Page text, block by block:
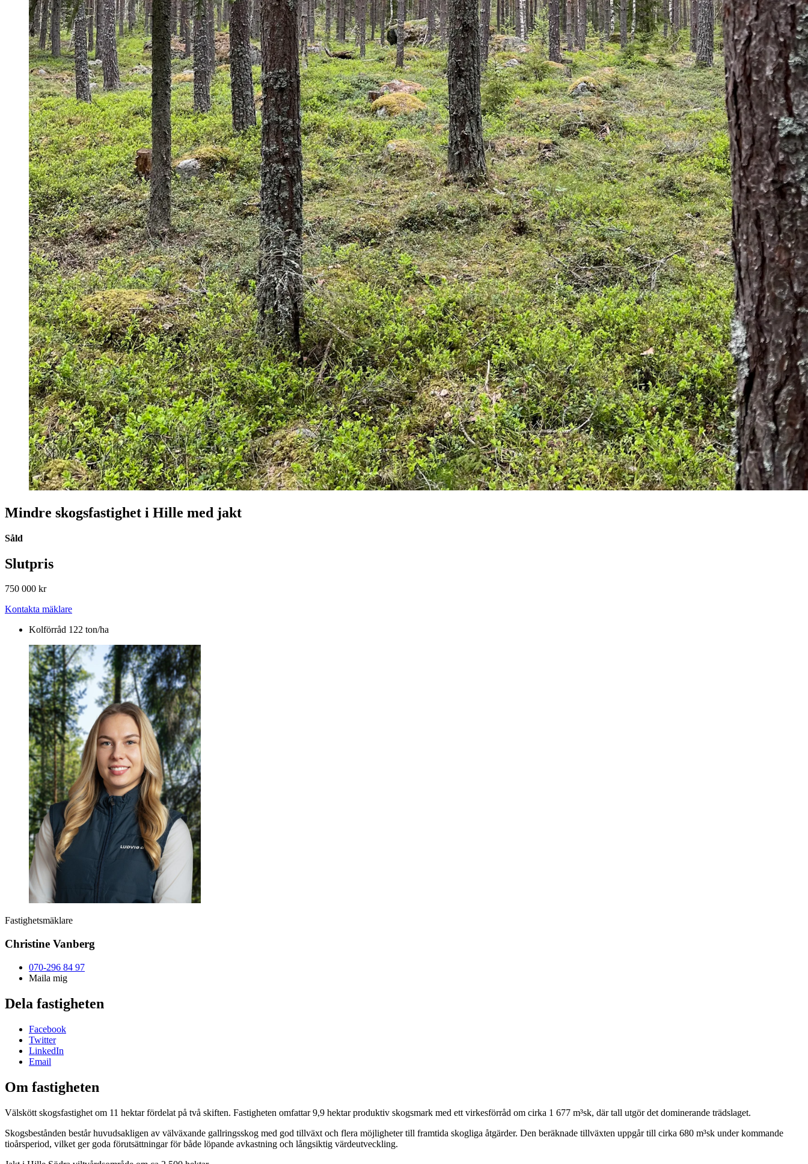
Mindre skogsfastighet i Hille med jakt
Såld
Slutpris
750 000 kr
Kontakta mäklare
Kolförråd 122 ton/ha
Fastighetsmäklare
Christine Vanberg
070-296 84 97
Maila mig
Dela fastigheten
Facebook
Twitter
LinkedIn
Email
Om fastigheten
Välskött skogsfastighet om 11 hektar fördelat på två skiften. Fastigheten omfattar 9,9 hektar produktiv skogsmark med ett virkesförråd om cirka 1 677 m³sk, där tall utgör det dominerande trädslaget.
Skogsbestånden består huvudsakligen av välväxande gallringsskog med god tillväxt och flera möjligheter till framtida skogliga åtgärder. Den beräknade tillväxten uppgår till cirka 680 m³sk under kommande
tioårsperiod, vilket ger goda förutsättningar för både löpande avkastning och långsiktig värdeutveckling.